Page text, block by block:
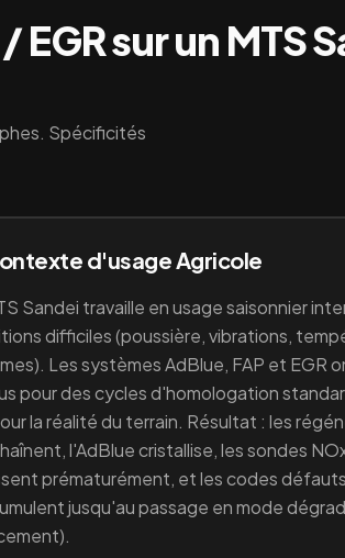
sur un MTS
Spécificités
d'usageAgricole
Sandei travaille enusage saisonnier
difficiles (poussière, vibrations,
. Les systèmes AdBlue, FAP et EGR
pour des cycles d'homologation
la réalité du terrain. Résultat : les
l'AdBlue cristallise, les sondes
prématurément, et les codes défauts
jusqu'au passage en mode